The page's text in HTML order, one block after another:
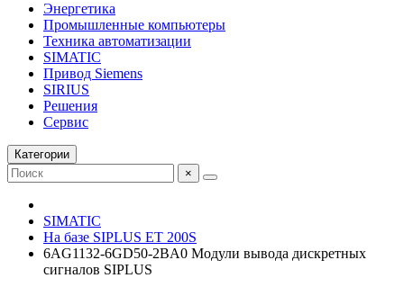
Энергетика
Промышленные компьютеры
Техника автоматизации
SIMATIC
Привод Siemens
SIRIUS
Решения
Сервис
Категории
×
SIMATIC
На базе SIPLUS ET 200S
6AG1132-6GD50-2BA0 Модули вывода дискретных
сигналов SIPLUS